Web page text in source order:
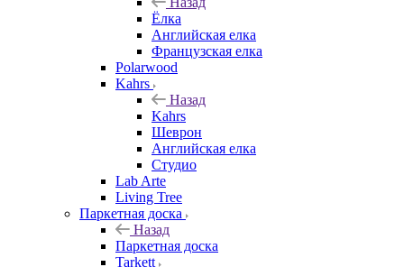
Ёлка
Английская елка
Французская елка
Polarwood
Kahrs
Назад
Kahrs
Шеврон
Английская елка
Студио
Lab Arte
Living Tree
Паркетная доска
Назад
Паркетная доска
Tarkett